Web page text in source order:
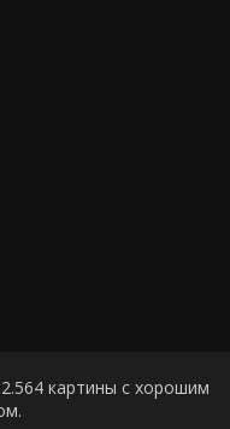
картины с хорошим